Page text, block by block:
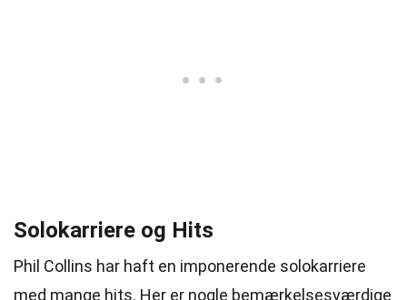
Solokarriere og Hits
Phil Collins har haft en imponerende solokarriere
med mange hits. Her er nogle bemærkelsesværdige